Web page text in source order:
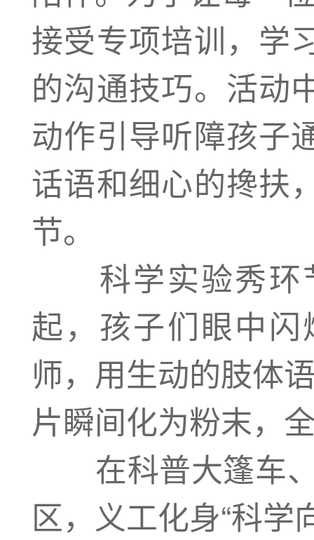
接受专项培训，学
的沟通技巧。活动
动作引导听障孩子
话语和细心的搀扶
节。
科学实验秀环
起，孩子们眼中
师，用生动的肢体
片瞬间化为粉末，
在科普大篷车、
区，义工化身“科学